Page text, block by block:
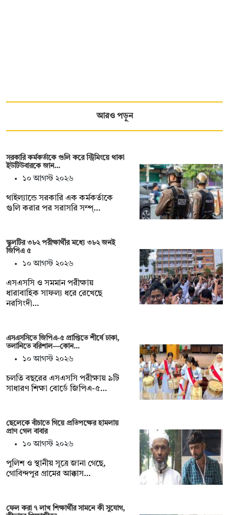
আরও পড়ুন
সরকারি কর্মকর্তাকে গুলি করে স্ট্রিমিংয়ে থাকা
ইউটিউবারকে জান…
১০ আগস্ট ২০২৬
থাইল্যান্ডে সরকারি এক কর্মকর্তাকে
গুলি করার পর সরাসরি সম্প্…
স্কুলটির ৩৮২ পরীক্ষার্থীর মধ্যে ৩৮২ জনই
জিপিএ ৫
১০ আগস্ট ২০২৬
এসএসসি ও সমমান পরীক্ষায়
ধারাবাহিক সাফল্য ধরে রেখেছে
নরসিংদী…
এসএসসিতে জিপিএ-৫ প্রাপ্তিতে শীর্ষে ঢাকা,
তলানিতে বরিশাল—কোন…
১০ আগস্ট ২০২৬
চলতি বছরের এসএসসি পরীক্ষায় ৯টি
সাধারণ শিক্ষা বোর্ডে জিপিএ-৫…
ছেলেকে বাঁচাতে গিয়ে প্রতিপক্ষের হামলায়
প্রাণ গেল বাবার
১০ আগস্ট ২০২৬
পুলিশ ও স্থানীয় সূত্রে জানা গেছে,
গোবিন্দপুর গ্রামের আক্কাস…
ফেল করা ৭ লাখ শিক্ষার্থীর সামনে কী সুযোগ,